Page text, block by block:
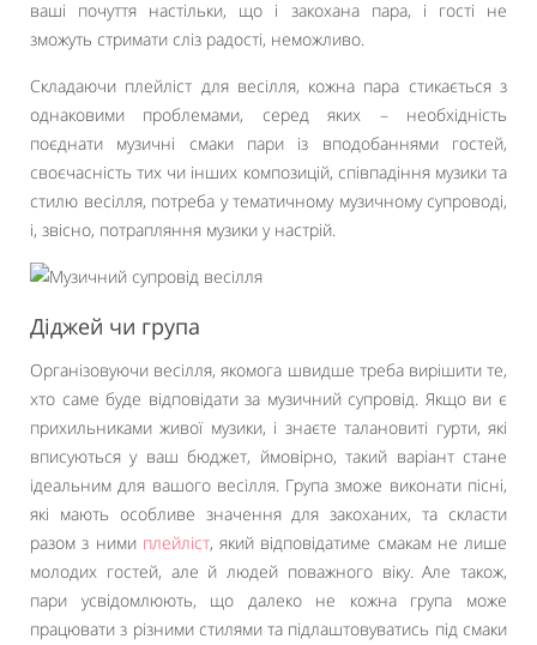
ваші почуття настільки, що і закохана пара, і гості не
зможуть стримати сліз радості, неможливо.
Складаючи плейліст для весілля, кожна пара стикається з
однаковими проблемами, серед яких – необхідність
поєднати музичні смаки пари із вподобаннями гостей,
своєчасність тих чи інших композицій, співпадіння музики та
стилю весілля, потреба у тематичному музичному супроводі,
і, звісно, потрапляння музики у настрій.
Діджей чи група
Організовуючи весілля, якомога швидше треба вирішити те,
хто саме буде відповідати за музичний супровід. Якщо ви є
прихильниками живої музики, і знаєте талановиті гурти, які
вписуються у ваш бюджет, ймовірно, такий варіант стане
ідеальним для вашого весілля. Група зможе виконати пісні,
які мають особливе значення для закоханих, та скласти
разом з ними плейліст, який відповідатиме смакам не лише
молодих гостей, але й людей поважного віку. Але також,
пари усвідомлюють, що далеко не кожна група може
працювати з різними стилями та підлаштовуватись під смаки